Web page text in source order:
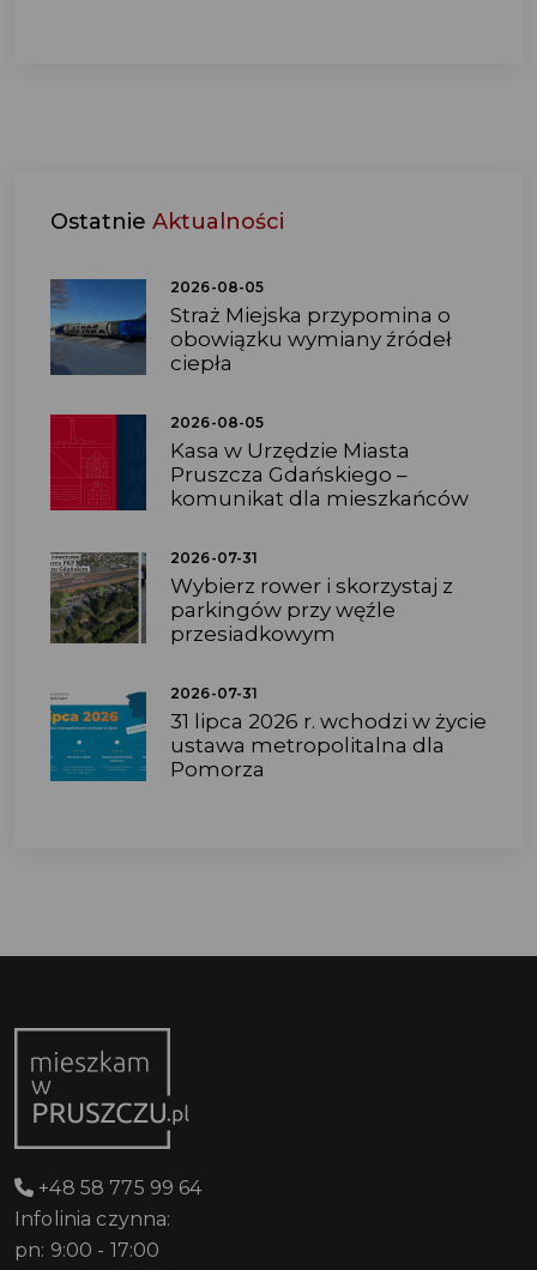
Ostatnie Aktualności
2026-08-05
Straż Miejska przypomina o
obowiązku wymiany źródeł
ciepła
2026-08-05
Kasa w Urzędzie Miasta
Pruszcza Gdańskiego –
komunikat dla mieszkańców
2026-07-31
Wybierz rower i skorzystaj z
parkingów przy węźle
przesiadkowym
2026-07-31
31 lipca 2026 r. wchodzi w życie
ustawa metropolitalna dla
Pomorza
+48 58 775 99 64
Infolinia czynna:
pn: 9:00 - 17:00